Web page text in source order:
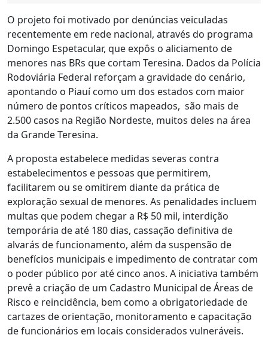
O projeto foi motivado por denúncias veiculadas
recentemente em rede nacional, através do programa
Domingo Espetacular, que expôs o aliciamento de
menores nas BRs que cortam Teresina. Dados da Polícia
Rodoviária Federal reforçam a gravidade do cenário,
apontando o Piauí como um dos estados com maior
número de pontos críticos mapeados, são mais de
2.500 casos na Região Nordeste, muitos deles na área
da Grande Teresina.
A proposta estabelece medidas severas contra
estabelecimentos e pessoas que permitirem,
facilitarem ou se omitirem diante da prática de
exploração sexual de menores. As penalidades incluem
multas que podem chegar a R$ 50 mil, interdição
temporária de até 180 dias, cassação definitiva de
alvarás de funcionamento, além da suspensão de
benefícios municipais e impedimento de contratar com
o poder público por até cinco anos. A iniciativa também
prevê a criação de um Cadastro Municipal de Áreas de
Risco e reincidência, bem como a obrigatoriedade de
cartazes de orientação, monitoramento e capacitação
de funcionários em locais considerados vulneráveis.